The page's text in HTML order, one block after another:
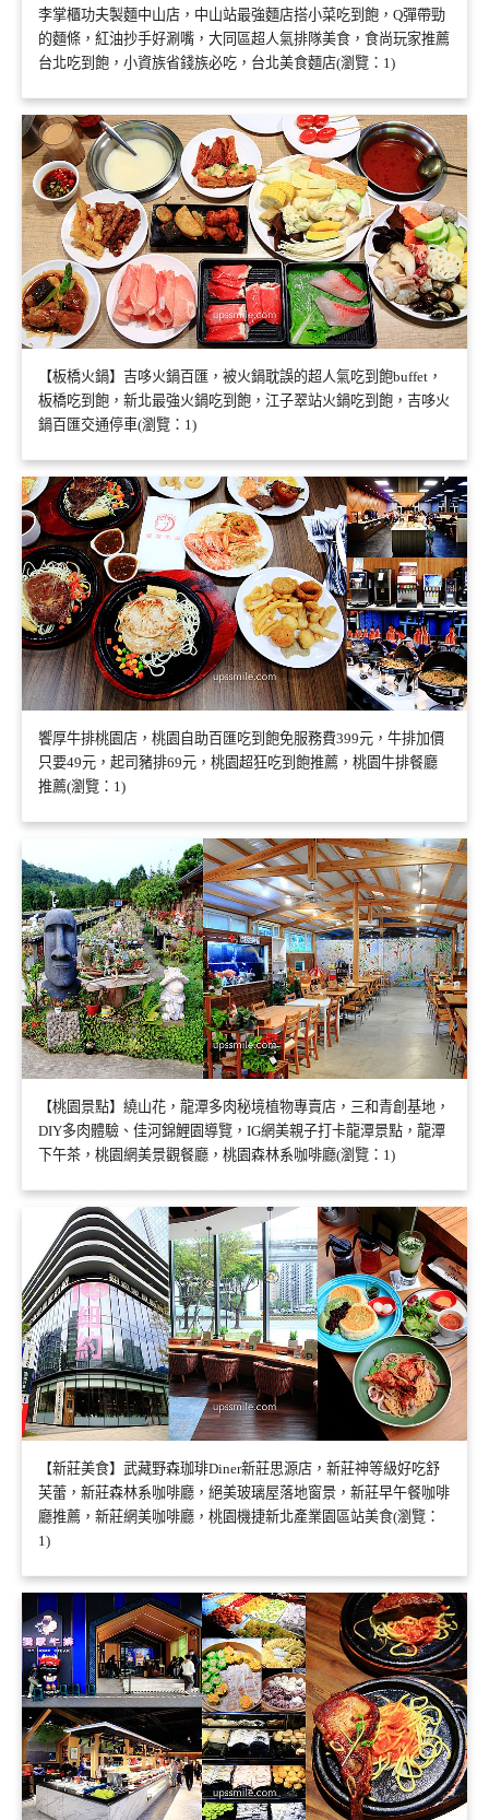
李掌櫃功夫製麵中山店，中山站最強麵店搭小菜吃到飽，Q彈帶勁
的麵條，紅油抄手好涮嘴，大同區超人氣排隊美食，食尚玩家推薦
台北吃到飽，小資族省錢族必吃，台北美食麵店(瀏覽：1)
【板橋火鍋】吉哆火鍋百匯，被火鍋耽誤的超人氣吃到飽buffet，
板橋吃到飽，新北最強火鍋吃到飽，江子翠站火鍋吃到飽，吉哆火
鍋百匯交通停車(瀏覽：1)
饗厚牛排桃園店，桃園自助百匯吃到飽免服務費399元，牛排加價
只要49元，起司豬排69元，桃園超狂吃到飽推薦，桃園牛排餐廳
推薦(瀏覽：1)
【桃園景點】繞山花，龍潭多肉秘境植物專賣店，三和青創基地，
DIY多肉體驗、佳河錦鯉園導覽，IG網美親子打卡龍潭景點，龍潭
下午茶，桃園網美景觀餐廳，桃園森林系咖啡廳(瀏覽：1)
【新莊美食】武藏野森珈琲Diner新莊思源店，新莊神等級好吃舒
芙蕾，新莊森林系咖啡廳，絕美玻璃屋落地窗景，新莊早午餐咖啡
廳推薦，新莊網美咖啡廳，桃園機捷新北產業園區站美食(瀏覽：
1)